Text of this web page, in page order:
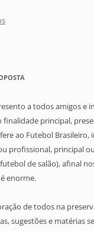
a todos amigos e
finalidade principal,
ao Futebol Brasileiro,
profissional, principal
de salão), afinal
enorme.
de todos na
sugestões e matérias